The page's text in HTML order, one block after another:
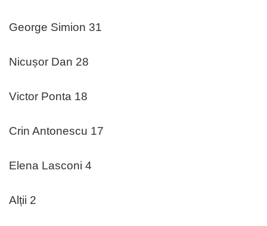
George Simion 31
Nicușor Dan 28
Victor Ponta 18
Crin Antonescu 17
Elena Lasconi 4
Alții 2